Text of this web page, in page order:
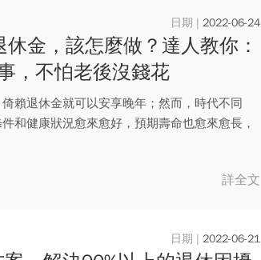
2022-06-24
金，該怎麼做？達人教你：
，不怕老後沒錢花
賴退休金就可以安享晚年；然而，時代不同
和健康狀況愈來愈好，預期壽命也愈來愈長，
詳全文
2022-06-21